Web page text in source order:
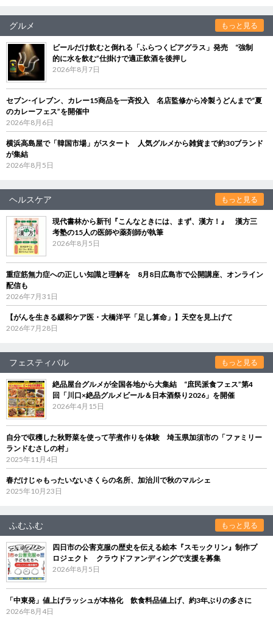
グルメ もっと見る
ビールだけ飲むと倒れる「ふらつくビアグラス」発売 “強制
的に水を飲む”仕掛けで適正飲酒を後押し
2026年8月7日
セブン‐イレブン、カレー15商品を一斉投入 名店監修から冷製うどんまで“夏
のカレーフェス”を開催中
2026年8月6日
横浜高島屋で「韓国市場」がスタート 人気グルメから雑貨まで約30ブランド
が集結
2026年8月5日
ヘルスケア もっと見る
現代書林から新刊『こんなときには、まず、漢方！』 漢方三
考塾の15人の医師や薬剤師が執筆
2026年8月5日
重症筋無力症への正しい知識と理解を 8月8日広島市で公開講座、オンライン
配信も
2026年7月31日
【がんを生きる緩和ケア医・大橋洋平「足し算命」】天空を見上げて
2026年7月28日
フェスティバル もっと見る
絶品屋台グルメが全国各地から大集結 “庶民派食フェス”第4
回「川口×絶品グルメビール＆日本酒祭り2026」を開催
2026年4月15日
自分で収穫した秋野菜を使って芋煮作りを体験 埼玉県加須市の「ファミリー
ランドむさしの村」
2025年11月4日
春だけじゃもったいないさくらの名所、加治川で秋のマルシェ
2025年10月23日
ふむふむ もっと見る
四日市の公害克服の歴史を伝える絵本『スモックリン』制作プ
ロジェクト クラウドファンディングで支援を募集
2026年8月5日
「中東発」値上げラッシュが本格化 飲食料品値上げ、約3年ぶりの多さに
2026年8月4日